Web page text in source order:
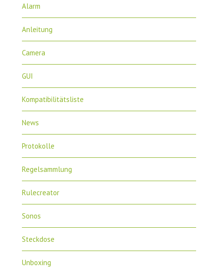
Alarm
Anleitung
Camera
GUI
Kompatibilitätsliste
News
Protokolle
Regelsammlung
Rulecreator
Sonos
Steckdose
Unboxing